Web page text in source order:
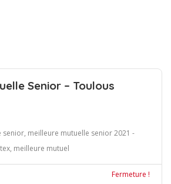
Senior – Toulous
senior, meilleure mutuelle senior 2021 -
meilleure mutuel
Fermeture !